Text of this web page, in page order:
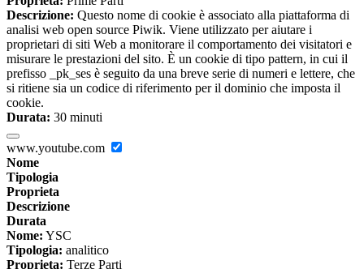
Descrizione: Questo nome di cookie è associato alla piattaforma di
analisi web open source Piwik. Viene utilizzato per aiutare i
proprietari di siti Web a monitorare il comportamento dei visitatori e
misurare le prestazioni del sito. È un cookie di tipo pattern, in cui il
prefisso _pk_ses è seguito da una breve serie di numeri e lettere, che
si ritiene sia un codice di riferimento per il dominio che imposta il
cookie.
Durata: 30 minuti
www.youtube.com
Nome
Tipologia
Proprieta
Descrizione
Durata
Nome: YSC
Tipologia: analitico
Proprieta: Terze Parti